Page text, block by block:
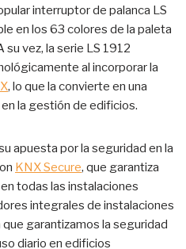
interruptor de palanca LS
en los 63 colores de la paleta
su vez, la serie LS 1912
al incorporar la
, lo que la convierte en una
la gestión de edificios.
apuesta por la seguridad en la
KNX Secure, que garantiza
todas las instalaciones
integrales de instalaciones
garantizamos la seguridad
diario en edificios